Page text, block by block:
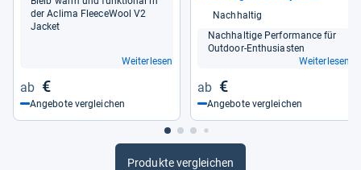
der Aclima Flee­ce­Wool V2
Jacket
Weiterlesen
€
Angebote vergleichen
Nachhaltig
Nach­hal­tige Per­for­mance für
Out­door-​Enthu­sias­ten
Weiterlesen
€
Angebote vergleichen
Produkte vergleichen